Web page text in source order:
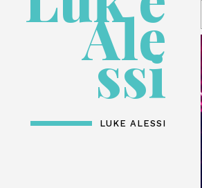
Ale
ssi
LUKE ALESSI